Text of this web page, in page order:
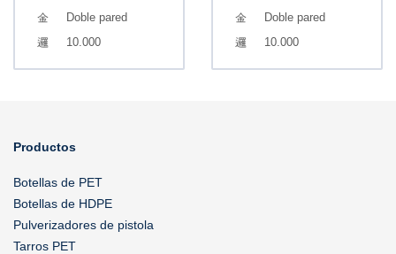
Doble pared
10.000
Doble pared
10.000
Productos
Botellas de PET
Botellas de HDPE
Pulverizadores de pistola
Tarros PET